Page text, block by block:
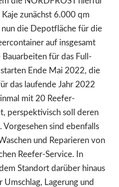
zunächst 6.000 qm
die Depotfläche für die
auf insgesamt
für das Full-
Ende Mai 2022, die
das laufende Jahr 2022
mit 20 Reefer-
perspektivisch soll deren
sind ebenfalls
und Reparieren von
Reefer-Service. In
Standort darüber hinaus
Lagerung und